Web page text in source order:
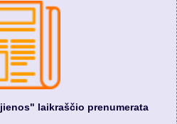
laikraščio prenumerata